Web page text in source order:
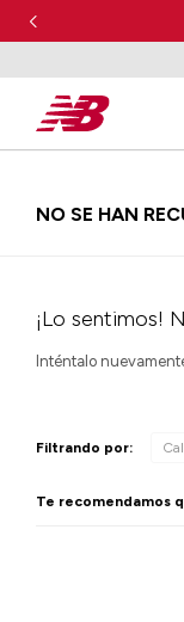
NO SE HAN
¡Lo sentimos!
Inténtalo
Filtrando por:
Te recomendamos